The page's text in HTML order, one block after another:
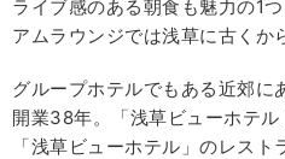
ライブ感のある朝食も魅力の1
アムラウンジでは浅草に古くか
グループホテルでもある近郊に
開業38年。「浅草ビューホテ
「浅草ビューホテル」のレス